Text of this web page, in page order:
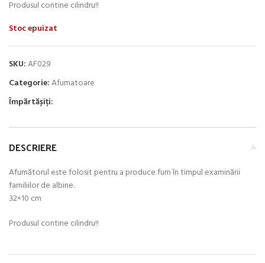
Produsul contine cilindru!!
Stoc epuizat
SKU:AF029
Categorie:Afumatoare
Împărtășiți:
DESCRIERE
Afumătorul este folosit pentru a produce fum în timpul examinării
familiilor de albine.
32×10 cm
Produsul contine cilindru!!